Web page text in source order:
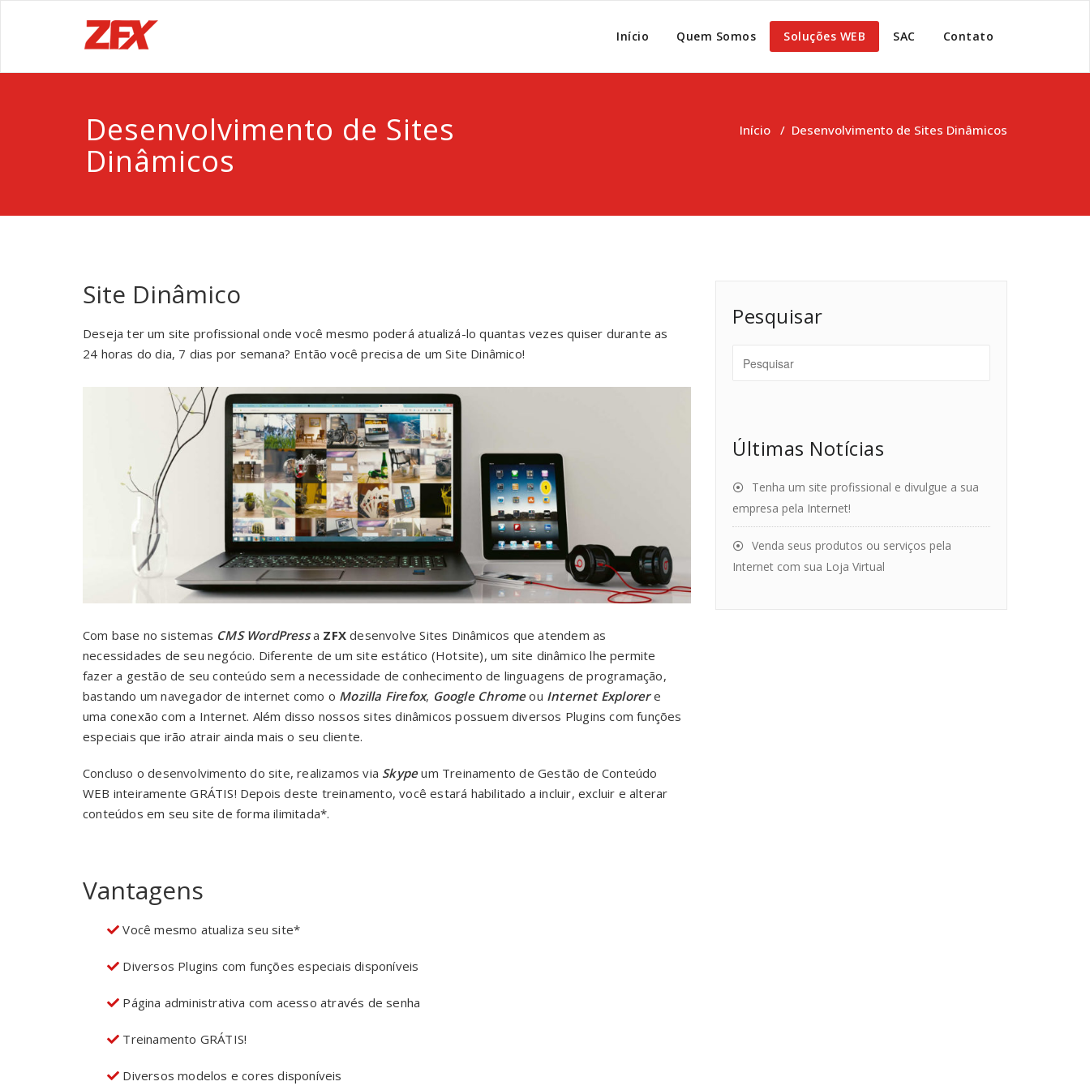
Início Quem Somos Soluções WEB SAC Contato
Desenvolvimento de Sites
Dinâmicos
Início / Desenvolvimento de Sites Dinâmicos
Site Dinâmico
Deseja ter um site profissional onde você mesmo poderá atualizá-lo quantas vezes quiser durante as
24 horas do dia, 7 dias por semana? Então você precisa de um Site Dinâmico!
Com base no sistemas CMS WordPressa ZFXdesenvolve Sites Dinâmicos que atendem as
necessidades de seu negócio. Diferente de um site estático (Hotsite), um site dinâmico lhe permite
fazer a gestão de seu conteúdo sem a necessidade de conhecimento de linguagens de programação,
bastando um navegador de internet como o Mozilla Firefox, Google Chromeou Internet Explorere
uma conexão com a Internet. Além disso nossos sites dinâmicos possuem diversos Plugins com funções
especiais que irão atrair ainda mais o seu cliente.
Concluso o desenvolvimento do site, realizamos via Skypeum Treinamento de Gestão de Conteúdo
WEB inteiramente GRÁTIS! Depois deste treinamento, você estará habilitado a incluir, excluir e alterar
conteúdos em seu site de forma ilimitada*.
Vantagens
Você mesmo atualiza seu site*
Diversos Plugins com funções especiais disponíveis
Página administrativa com acesso através de senha
Treinamento GRÁTIS!
Diversos modelos e cores disponíveis
Pesquisar
Últimas Notícias
Tenha um site profissional e divulgue a sua
empresa pela Internet!
Venda seus produtos ou serviços pela
Internet com sua Loja Virtual